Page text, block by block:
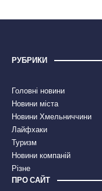
РУБРИКИ
Головні новини
Новини міста
Новини Хмельниччини
Лайфхаки
Туризм
Новини компаній
Різне
ПРО САЙТ